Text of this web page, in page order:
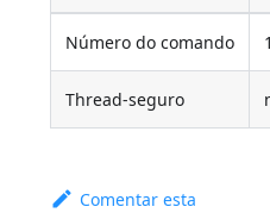
Número do comando
Thread-seguro
Comentar esta